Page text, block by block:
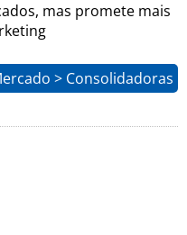
mas promete mais
> Consolidadoras